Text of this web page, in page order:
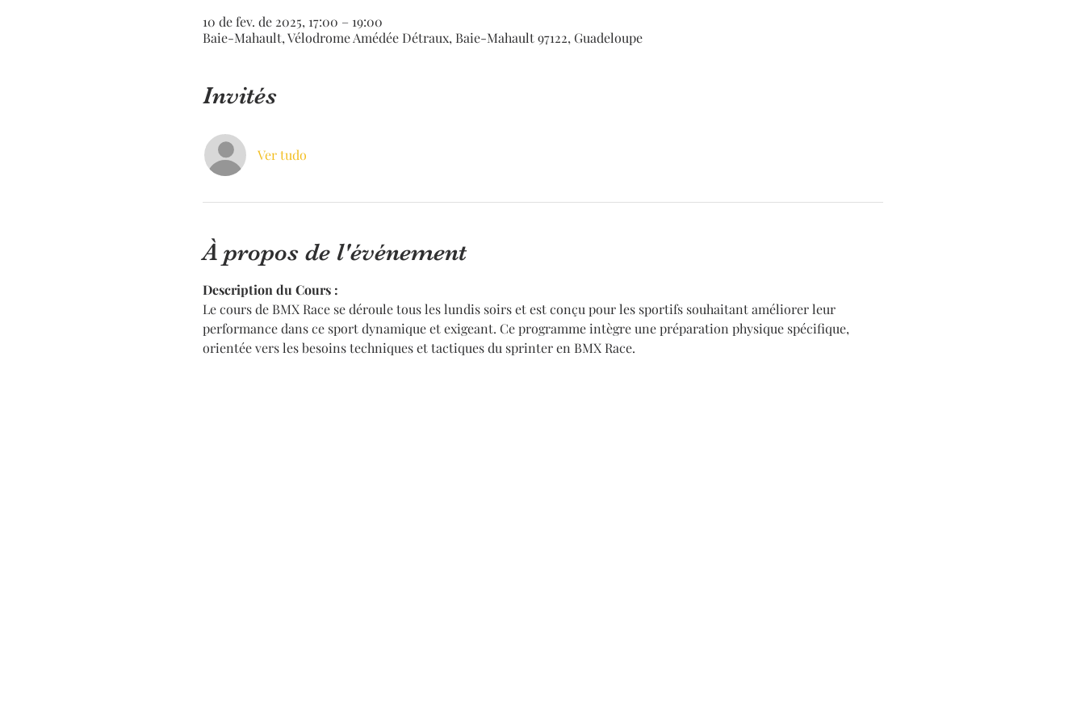
10 de fev. de 2025, 17:00 – 19:00
Baie-Mahault, Vélodrome Amédée Détraux, Baie-Mahault 97122, Guadeloupe
Invités
Ver tudo
À propos de l'événement
Description du Cours :
Le cours de BMX Race se déroule tous les lundis soirs et est conçu pour les sportifs souhaitant améliorer leur
performance dans ce sport dynamique et exigeant. Ce programme intègre une préparation physique spécifique,
orientée vers les besoins techniques et tactiques du sprinter en BMX Race.